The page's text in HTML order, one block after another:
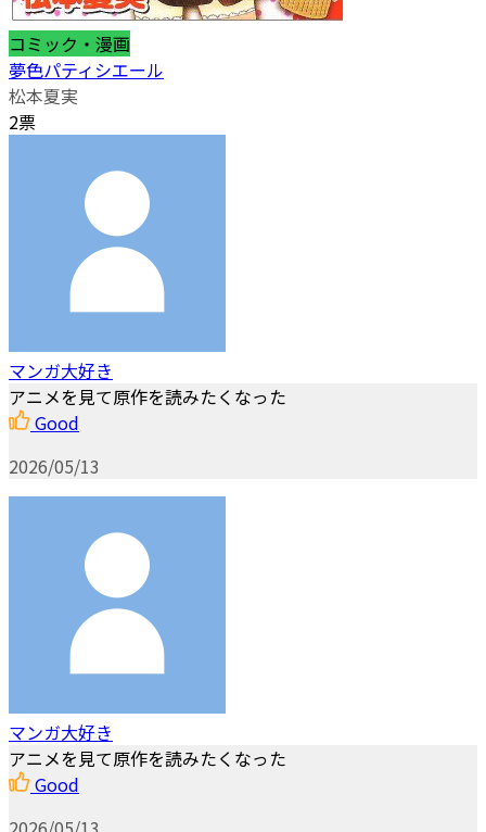
コミック・漫画
夢色パティシエール
松本夏実
2票
マンガ大好き
アニメを見て原作を読みたくなった
Good
2026/05/13
マンガ大好き
アニメを見て原作を読みたくなった
Good